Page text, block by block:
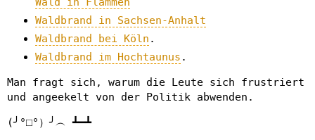
Waldbrand in Sachsen-Anhalt
Waldbrand bei Köln .
Waldbrand im Hochtaunus .
Man fragt sich, warum die Leute sich frustriert
und angeekelt von der Politik abwenden.
(╯°□°）╯︵ ┻━┻